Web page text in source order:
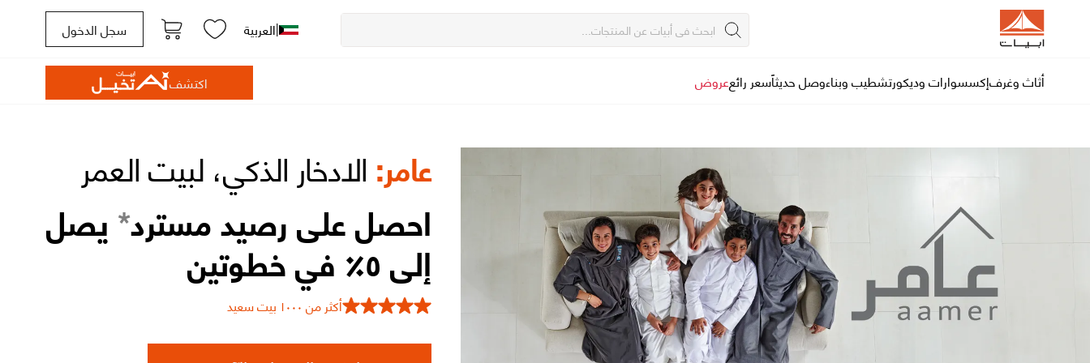
|العربية سجل الدخول
أثاث وغرفإكسسوارات وديكورتشطيب وبناءوصل حديثاًسعر رائععروض اكتشف
عامر:الادخار الذكي، لبيت العمر
احصل على رصيد مسترد*يصل
إلى ٥٪ في خطوتين
أكثر من ١٠٠٠ بيت سعيد